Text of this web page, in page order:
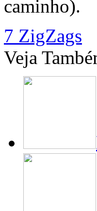
caminho).
7 ZigZags
Veja